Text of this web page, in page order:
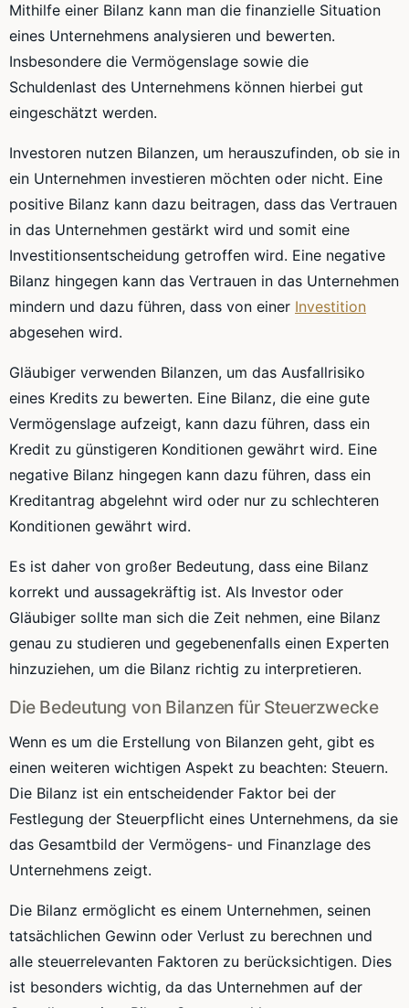
Mithilfe einer Bilanz kann man die finanzielle Situation
eines Unternehmens analysieren und bewerten.
Insbesondere die Vermögenslage sowie die
Schuldenlast des Unternehmens können hierbei gut
eingeschätzt werden.
Investoren nutzen Bilanzen, um herauszufinden, ob sie in
ein Unternehmen investieren möchten oder nicht. Eine
positive Bilanz kann dazu beitragen, dass das Vertrauen
in das Unternehmen gestärkt wird und somit eine
Investitionsentscheidung getroffen wird. Eine negative
Bilanz hingegen kann das Vertrauen in das Unternehmen
mindern und dazu führen, dass von einer Investition
abgesehen wird.
Gläubiger verwenden Bilanzen, um das Ausfallrisiko
eines Kredits zu bewerten. Eine Bilanz, die eine gute
Vermögenslage aufzeigt, kann dazu führen, dass ein
Kredit zu günstigeren Konditionen gewährt wird. Eine
negative Bilanz hingegen kann dazu führen, dass ein
Kreditantrag abgelehnt wird oder nur zu schlechteren
Konditionen gewährt wird.
Es ist daher von großer Bedeutung, dass eine Bilanz
korrekt und aussagekräftig ist. Als Investor oder
Gläubiger sollte man sich die Zeit nehmen, eine Bilanz
genau zu studieren und gegebenenfalls einen Experten
hinzuziehen, um die Bilanz richtig zu interpretieren.
Die Bedeutung von Bilanzen für Steuerzwecke
Wenn es um die Erstellung von Bilanzen geht, gibt es
einen weiteren wichtigen Aspekt zu beachten: Steuern.
Die Bilanz ist ein entscheidender Faktor bei der
Festlegung der Steuerpflicht eines Unternehmens, da sie
das Gesamtbild der Vermögens- und Finanzlage des
Unternehmens zeigt.
Die Bilanz ermöglicht es einem Unternehmen, seinen
tatsächlichen Gewinn oder Verlust zu berechnen und
alle steuerrelevanten Faktoren zu berücksichtigen. Dies
ist besonders wichtig, da das Unternehmen auf der